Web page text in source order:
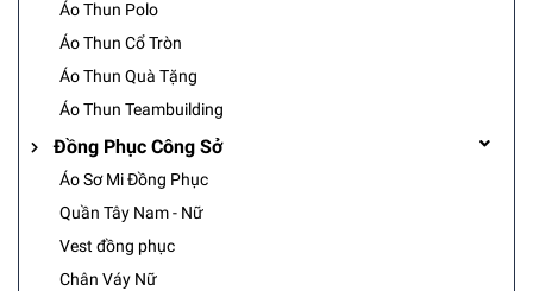
Áo Thun Polo
Áo Thun Cổ Tròn
Áo Thun Quà Tặng
Áo Thun Teambuilding
Đồng Phục Công Sở
Áo Sơ Mi Đồng Phục
Quần Tây Nam - Nữ
Vest đồng phục
Chân Váy Nữ